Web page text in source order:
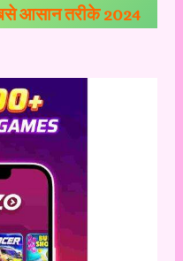
आसान तरीके 2024